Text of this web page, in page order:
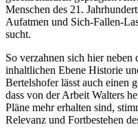
Menschen des 21.
Aufatmen und Sich-Fallen-
sucht.
So verzahnen sich hier
inhaltlichen Ebene Historie
Bertelshofer lässt auch einen
dass von der Arbeit Walters
Pläne mehr erhalten sind,
Relevanz und Fortbestehen